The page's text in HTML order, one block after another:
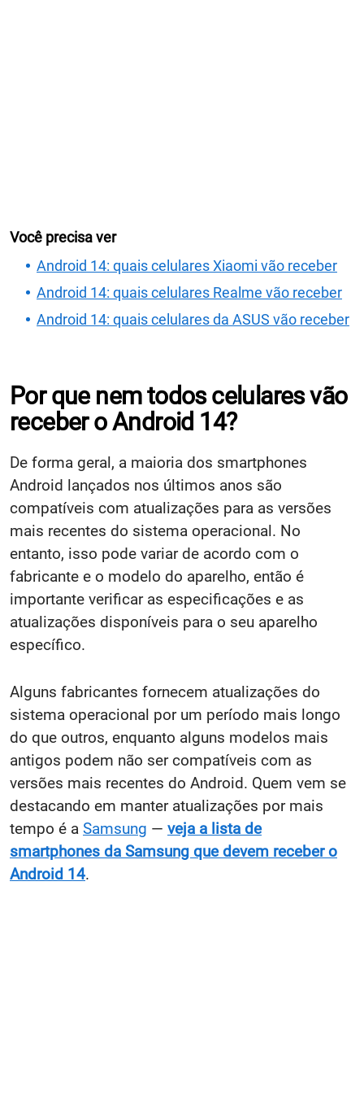
Você precisa ver
Android 14: quais celulares Xiaomi vão receber
Android 14: quais celulares Realme vão receber
Android 14: quais celulares da ASUS vão receber
Por que nem todos celulares vão
receber o Android 14?
De forma geral, a maioria dos smartphones
Android lançados nos últimos anos são
compatíveis com atualizações para as versões
mais recentes do sistema operacional. No
entanto, isso pode variar de acordo com o
fabricante e o modelo do aparelho, então é
importante verificar as especificações e as
atualizações disponíveis para o seu aparelho
específico.
Alguns fabricantes fornecem atualizações do
sistema operacional por um período mais longo
do que outros, enquanto alguns modelos mais
antigos podem não ser compatíveis com as
versões mais recentes do Android. Quem vem se
destacando em manter atualizações por mais
tempo é a Samsung — veja a lista de
smartphones da Samsung que devem receber o
Android 14.